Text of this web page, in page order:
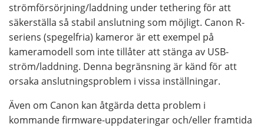
strömförsörjning/laddning under tethering för att
säkerställa så stabil anslutning som möjligt. Canon R-
seriens (spegelfria) kameror är ett exempel på
kameramodell som inte tillåter att stänga av USB-
ström/laddning. Denna begränsning är känd för att
orsaka anslutningsproblem i vissa inställningar.
Även om Canon kan åtgärda detta problem i
kommande firmware-uppdateringar och/eller framtida